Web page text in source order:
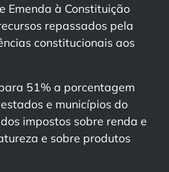
Emenda à Constituição
repassados pela
constitucionais aos
51% a porcentagem
e municípios do
impostos sobre renda e
e sobre produtos